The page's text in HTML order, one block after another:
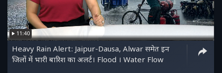
11:40
Heavy Rain Alert: Jaipur-Dausa, Alwar समेत इन
जिलों में भारी बारिश का अलर्ट। Flood । Water Flow